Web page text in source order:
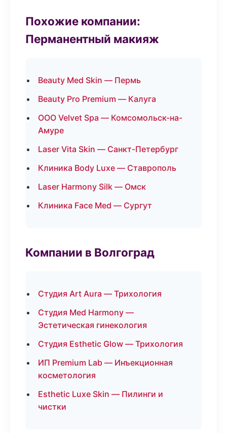
Похожие компании:
Перманентный макияж
Beauty Med Skin — Пермь
Beauty Pro Premium — Калуга
ООО Velvet Spa — Комсомольск-на-
Амуре
Laser Vita Skin — Санкт-Петербург
Клиника Body Luxe — Ставрополь
Laser Harmony Silk — Омск
Клиника Face Med — Сургут
Компании в Волгоград
Студия Art Aura — Трихология
Студия Med Harmony —
Эстетическая гинекология
Студия Esthetic Glow — Трихология
ИП Premium Lab — Инъекционная
косметология
Esthetic Luxe Skin — Пилинги и
чистки